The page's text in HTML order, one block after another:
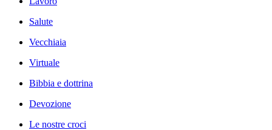
Salute
Vecchiaia
Virtuale
Bibbia e dottrina
Devozione
Le nostre croci